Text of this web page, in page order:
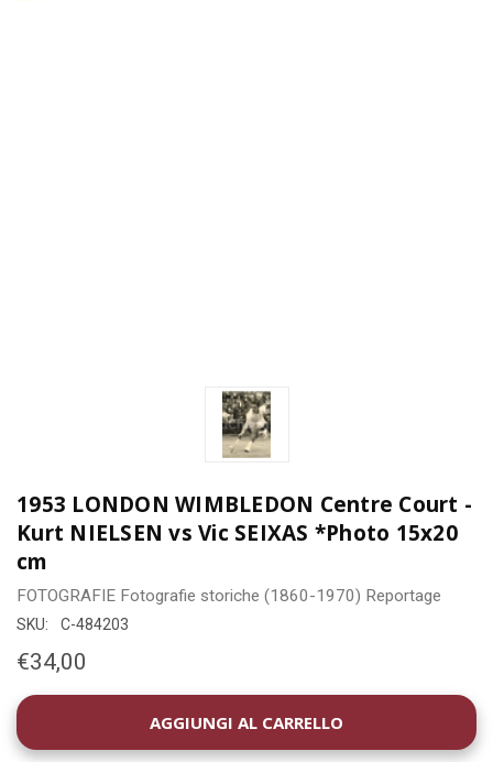
1953 LONDON WIMBLEDON Centre Court -
Kurt NIELSEN vs Vic SEIXAS *Photo 15x20
cm
FOTOGRAFIE Fotografie storiche (1860-1970) Reportage
SKU: C-484203
€34,00
DISPONIBILITÀ
ATTUALE: